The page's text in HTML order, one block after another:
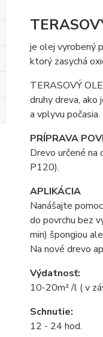
je olej vyrobený
ktorý zasychá
TERASOVÝ
druhy dreva, ako
a vplyvu
PRÍPRAVA
Drevo určené
P120).
APLIKÁCIA
Nanášajte
do povrchu bez
min) špongiou
Na nové drevo
Výdatnosť:
10-20m² /l ( v
Schnutie:
12 - 24 hod.